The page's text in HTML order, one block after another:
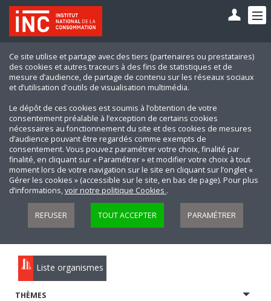
Ce site utilise et partage avec des tiers (partenaires ou prestataires)
des cookies et autres traceurs à des fins de statistiques et de
mesure d’audience, de partage de contenu sur les réseaux sociaux
et d’utilisation d'outils de visualisation multimédia.
Le dépôt de ces cookies est soumis à l’obtention de votre
consentement préalable à l’exception de certains cookies
nécessaires au fonctionnement du site et des cookies de mesures
d’audience pouvant être regardés comme exempts de
consentement. Vous pouvez paramétrer votre choix, finalité par
finalité, en cliquant sur « Paramétrer » et modifier votre choix à tout
moment lors de votre navigation sur le site en cliquant sur l’onglet «
Gérer les cookies » (accessible sur le site, en bas de page). Pour plus
d’informations,voir notre politique Cookies .
REFUSER TOUT ACCEPTER PARAMÉTRER
Liste organismes
THÈMES